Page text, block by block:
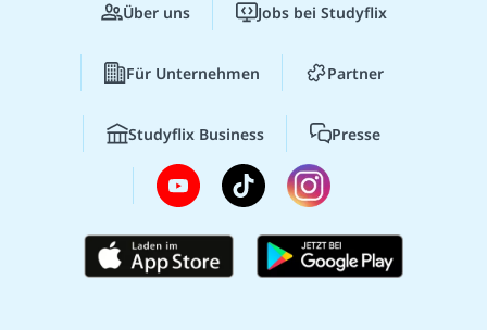
Über uns Jobs bei Studyflix
Für Unternehmen Partner
Studyflix Business Presse